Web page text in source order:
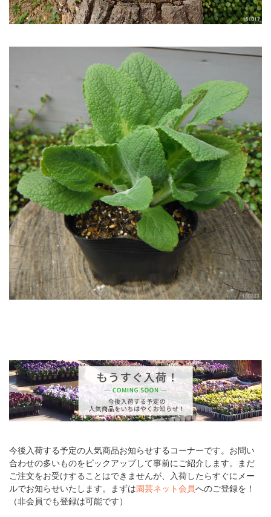
今後入荷する予定の人気商品お知らせするコーナーです。お問い
合わせの多いものをピックアップして事前にご紹介します。まだ
ご注文をお受けすることはできませんが、入荷したらすぐにメー
ルでお知らせいたします。まずは園芸ネット会員へのご登録を！
（非会員でも登録は可能です）